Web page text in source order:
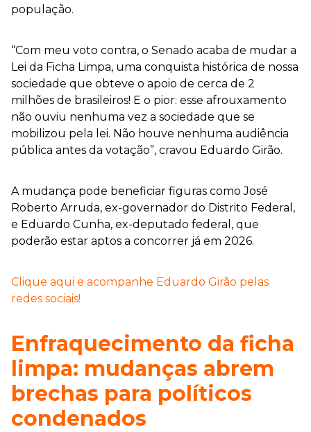
população.
“Com meu voto contra, o Senado acaba de mudar a
Lei da Ficha Limpa, uma conquista histórica de nossa
sociedade que obteve o apoio de cerca de 2
milhões de brasileiros! E o pior: esse afrouxamento
não ouviu nenhuma vez a sociedade que se
mobilizou pela lei. Não houve nenhuma audiência
pública antes da votação”, cravou Eduardo Girão.
A mudança pode beneficiar figuras como José
Roberto Arruda, ex-governador do Distrito Federal,
e Eduardo Cunha, ex-deputado federal, que
poderão estar aptos a concorrer já em 2026.
Clique aqui e acompanhe Eduardo Girão pelas
redes sociais!
Enfraquecimento da ficha
limpa: mudanças abrem
brechas para políticos
condenados